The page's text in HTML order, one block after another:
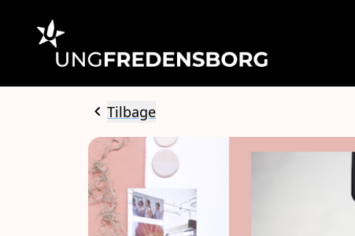
chevron_left Tilbage